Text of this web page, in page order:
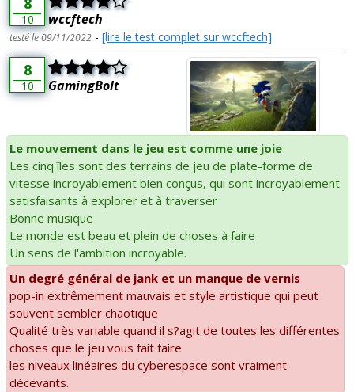
10 wccftech
testé le 09/11/2022 - [lire le test complet sur wccftech]
8
10 GamingBolt
Le mouvement dans le jeu est comme une joie
Les cinq îles sont des terrains de jeu de plate-forme de
vitesse incroyablement bien conçus, qui sont incroyablement
satisfaisants à explorer et à traverser
Bonne musique
Le monde est beau et plein de choses à faire
Un sens de l'ambition incroyable.
Un degré général de jank et un manque de vernis
pop-in extrêmement mauvais et style artistique qui peut
souvent sembler chaotique
Qualité très variable quand il s?agit de toutes les différentes
choses que le jeu vous fait faire
les niveaux linéaires du cyberespace sont vraiment
décevants.